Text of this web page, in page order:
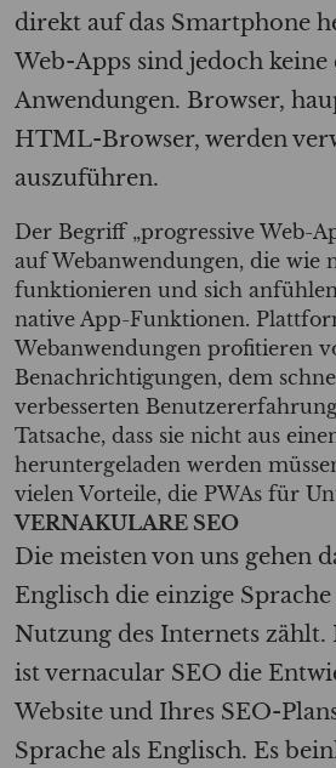
direkt auf das Smartphone
Web-Apps sind jedoch
Anwendungen. Browser,
HTML-Browser, werden
auszuführen.
Der Begriff „progressive Web-
auf Webanwendungen, die wie
funktionieren und sich
native App-Funktionen.
Webanwendungen profitieren
Benachrichtigungen, dem
verbesserten
Tatsache, dass sie nicht aus
heruntergeladen werden
vielen Vorteile, die PWAs für
VERNAKULARE SEO
Die meisten von uns gehen
Englisch die einzige
Nutzung des Internets zählt.
ist vernacular SEO die
Website und Ihres SEO-
Sprache als Englisch. Es